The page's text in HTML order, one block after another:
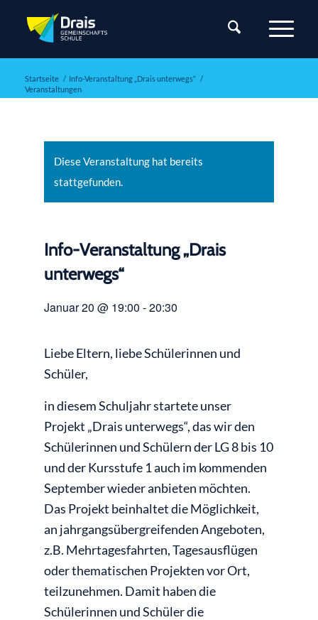
Startseite / Info-Veranstaltung „Drais unterwegs“ /
Veranstaltungen
Diese Veranstaltung hat bereits
stattgefunden.
Info-Veranstaltung „Drais
unterwegs“
Januar 20 @ 19:00 -20:30
Liebe Eltern, liebe Schülerinnen und
Schüler,
in diesem Schuljahr startete unser
Projekt „Drais unterwegs“, das wir den
Schülerinnen und Schülern der LG 8 bis 10
und der Kursstufe 1 auch im kommenden
September wieder anbieten möchten.
Das Projekt beinhaltet die Möglichkeit,
an jahrgangsübergreifenden Angeboten,
z.B. Mehrtagesfahrten, Tagesausflügen
oder thematischen Projekten vor Ort,
teilzunehmen. Damit haben die
Schülerinnen und Schüler die